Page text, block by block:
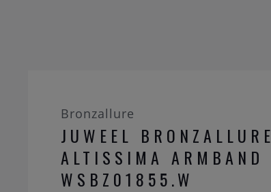
Bronzallure
JUWEEL BRONZALLURE
ALTISSIMA ARMBAND
WSBZ01855.W